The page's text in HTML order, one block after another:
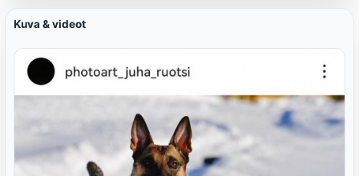
Kuva & videot